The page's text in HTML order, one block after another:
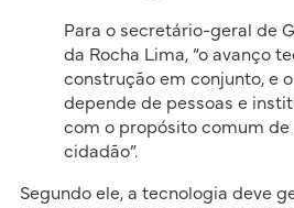
Para o secretário-geral de
da Rocha Lima, “o avanço
construção em conjunto, e
depende de pessoas e
com o propósito comum de
cidadão”.
Segundo ele, a tecnologia deve